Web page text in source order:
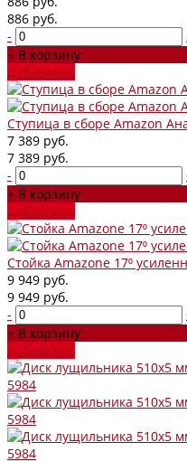
886 руб.
-
+ В корзину
Добавлено
Ступица в сборе Amazon
7 389 руб.
7 389 руб.
-
+ В корзину
Добавлено
Стойка Amazone 17⁰
9 949 руб.
9 949 руб.
-
+ В корзину
Добавлено